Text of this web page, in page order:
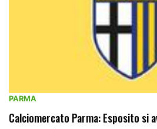
PARMA
Calciomercato Parma: Esposito si